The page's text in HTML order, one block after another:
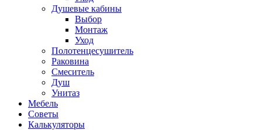
Душевые кабины
Выбор
Монтаж
Уход
Полотенцесушитель
Раковина
Смеситель
Душ
Унитаз
Мебель
Советы
Калькуляторы